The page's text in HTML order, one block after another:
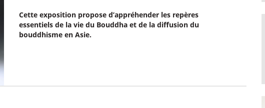
Cette exposition propose d’appréhender les repères
essentiels de la vie du Bouddha et de la diffusion du
bouddhisme en Asie.